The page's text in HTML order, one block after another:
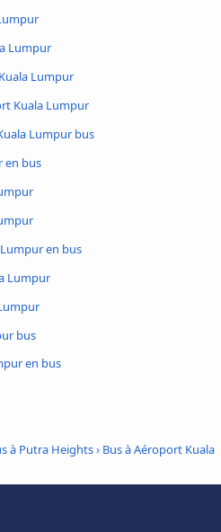
Lumpur
Lumpur
Kuala Lumpur
Lumpur bus
en bus
en bus
Lumpur
bus
en bus
à Putra Heights› Bus à Aéroport Kuala